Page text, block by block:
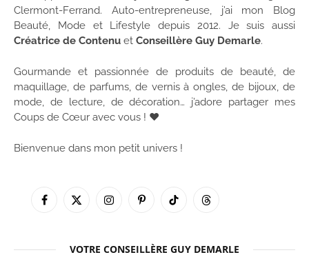
Clermont-Ferrand. Auto-entrepreneuse, j’ai mon Blog
Beauté, Mode et Lifestyle depuis 2012. Je suis aussi
Créatrice de Contenu et Conseillère Guy Demarle.
Gourmande et passionnée de produits de beauté, de
maquillage, de parfums, de vernis à ongles, de bijoux, de
mode, de lecture, de décoration… j’adore partager mes
Coups de Cœur avec vous ! ♥
Bienvenue dans mon petit univers !
Facebook
X
InstagramPinterestTikTok Threads
VOTRE CONSEILLÈRE GUY DEMARLE